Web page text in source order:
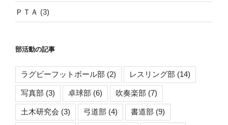
ＰＴＡ (3)
部活動の記事
ラグビーフットボール部 (2) レスリング部 (14)
写真部 (3) 卓球部 (6) 吹奏楽部 (7)
土木研究会 (3) 弓道部 (4) 書道部 (9)